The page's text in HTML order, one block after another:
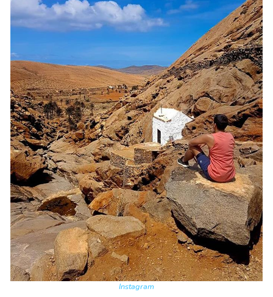
Instagram